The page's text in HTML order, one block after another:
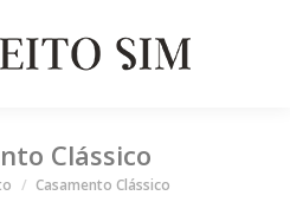
Clássico
Casamento Clássico